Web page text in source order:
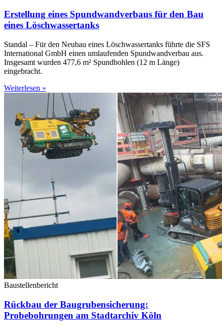
Erstellung eines Spundwandverbaus für den Bau
eines Löschwassertanks
Standal – Für den Neubau eines Löschwassertanks führte die SFS
International GmbH einen umlaufenden Spundwandverbau aus.
Insgesamt wurden 477,6 m² Spundbohlen (12 m Länge)
eingebracht.
Weiterlesen »
Baustellenbericht
Rückbau der Baugrubensicherung:
Probebohrungen am Stadtarchiv Köln